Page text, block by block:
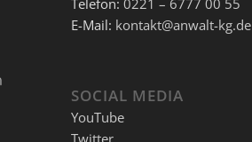
Telefon: 0221 – 6777 00 55
E-Mail: kontakt@anwalt-kg.de
SOCIAL MEDIA
YouTube
Twitter